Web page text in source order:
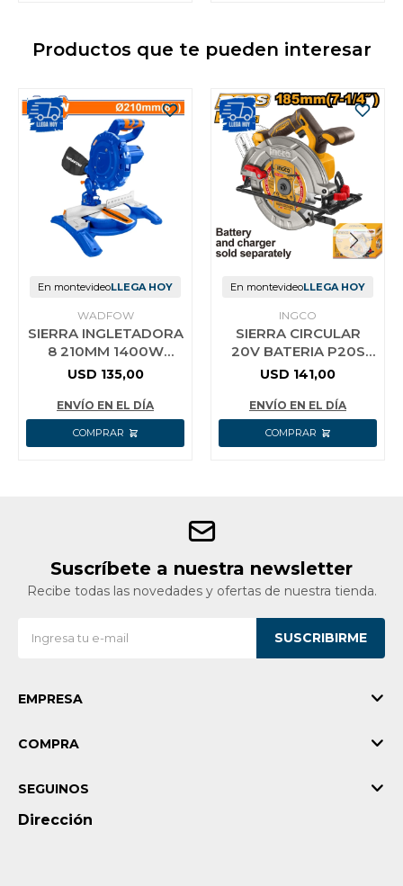
Productos que te pueden interesar
En montevideoLLEGA HOY
WADFOW
SIERRA INGLETADORA
8 210MM 1400W
WADFOW
USD 135,00
ENVÍO EN EL DÍA
En montevideoLLEGA HOY
INGCO
SIERRA CIRCULAR
20V BATERIA P20S
185MM CSLI1851 INGCO
USD 141,00
ENVÍO EN EL DÍA
Suscríbete a nuestra newsletter
Recibe todas las novedades y ofertas de nuestra tienda.
SUSCRIBIRME
EMPRESA
COMPRA
Dirección
SEGUINOS